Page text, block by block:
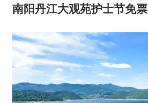
南阳丹江大观苑护士节免票